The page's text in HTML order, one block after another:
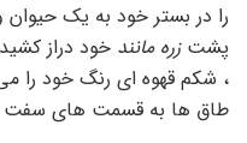
را در بستر خود به یک
پشتزره مانند خود دراز
، شکم قهوه ای رنگ خود را
طاق ها به قسمت های سفت